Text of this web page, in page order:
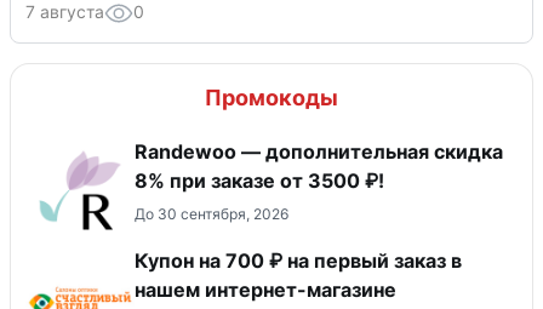
7 августа 0
Промокоды
Randewoo — дополнительная скидка
8% при заказе от 3500 ₽!
До 30 сентября, 2026
Купон на 700 ₽ на первый заказ в
нашем интернет-магазине